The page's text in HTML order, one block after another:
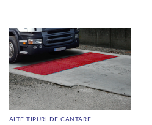
ALTE TIPURI DE CANTARE